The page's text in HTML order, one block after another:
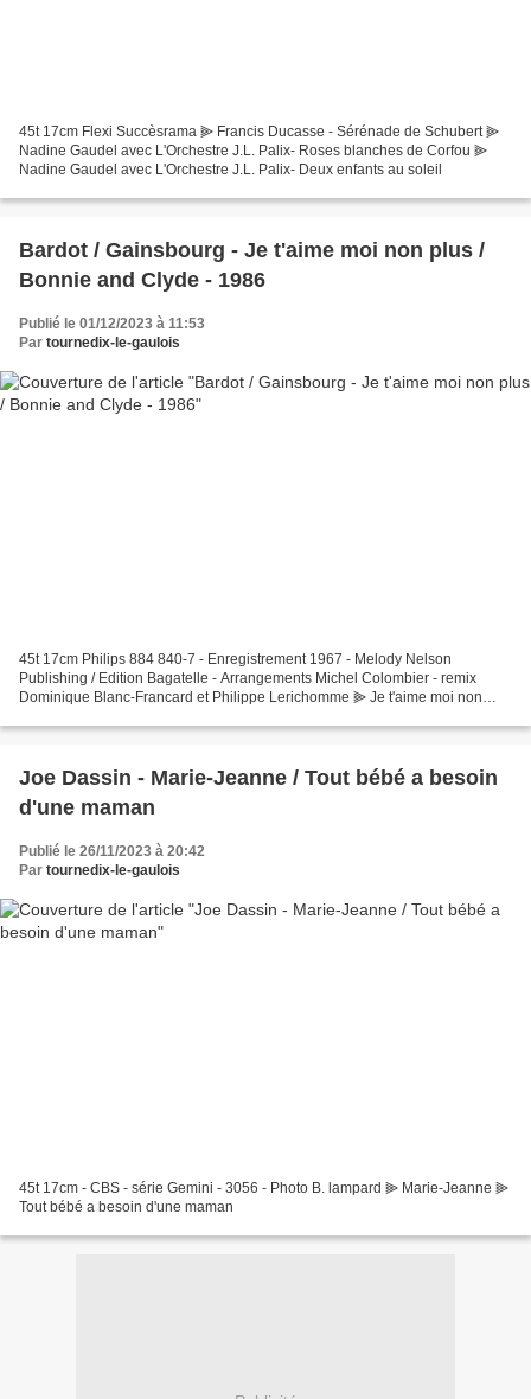
45t 17cm Flexi Succèsrama ⫸ Francis Ducasse - Sérénade de Schubert ⫸
Nadine Gaudel avec L'Orchestre J.L. Palix- Roses blanches de Corfou ⫸
Nadine Gaudel avec L'Orchestre J.L. Palix- Deux enfants au soleil
Bardot / Gainsbourg - Je t'aime moi non plus /
Bonnie and Clyde - 1986
Publié le 01/12/2023 à 11:53
Par tournedix-le-gaulois
45t 17cm Philips 884 840-7 - Enregistrement 1967 - Melody Nelson
Publishing / Edition Bagatelle - Arrangements Michel Colombier - remix
Dominique Blanc-Francard et Philippe Lerichomme ⫸ Je t'aime moi non
Joe Dassin - Marie-Jeanne / Tout bébé a besoin
d'une maman
Publié le 26/11/2023 à 20:42
Par tournedix-le-gaulois
45t 17cm - CBS - série Gemini - 3056 - Photo B. lampard ⫸ Marie-Jeanne ⫸
Tout bébé a besoin d'une maman